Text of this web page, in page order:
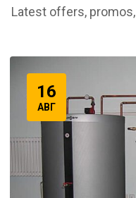
Latest offers,
16
АВГ